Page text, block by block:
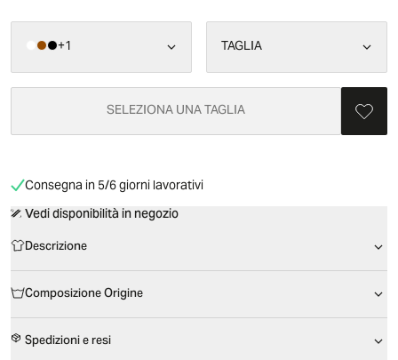
+1 TAGLIA
SELEZIONA UNA TAGLIA
Consegna in 5/6 giorni lavorativi
Vedi disponibilità in negozio
Descrizione
Composizione Origine
Spedizioni e resi